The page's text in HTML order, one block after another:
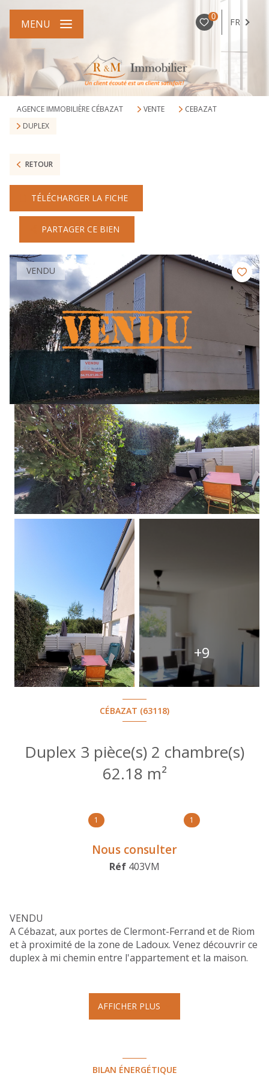
0 FR
MENU
AGENCE IMMOBILIÈRE CÉBAZAT VENTE
CEBAZAT
DUPLEX
RETOUR
TÉLÉCHARGER LA FICHE
PARTAGER CE BIEN
VENDU
+9
CÉBAZAT (63118)
Duplex 3 pièce(s) 2 chambre(s)
62.18 m²
1 1
Nous consulter
Réf 403VM
VENDU
A Cébazat, aux portes de Clermont-Ferrand et de Riom
et à proximité de la zone de Ladoux. Venez découvrir ce
duplex à mi chemin entre l'appartement et la maison.
vous. Tout d'abord au rez-de-chaussée, vous profiterez
d'une entrée qui donne sur la pièce de vie avec sa
cuisine semi-ouverte toutes deux donnant directement
dédié à la partie nuit avec ses 2 chambres et sa salle de
AFFICHER PLUS
BILAN ÉNERGÉTIQUE